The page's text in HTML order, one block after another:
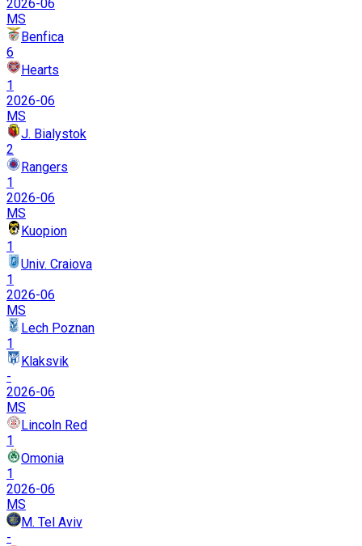
2026-06
MS
Benfica
6
Hearts
1
2026-06
MS
J. Bialystok
2
Rangers
1
2026-06
MS
Kuopion
1
Univ. Craiova
1
2026-06
MS
Lech Poznan
1
Klaksvik
-
2026-06
MS
Lincoln Red
1
Omonia
1
2026-06
MS
M. Tel Aviv
-